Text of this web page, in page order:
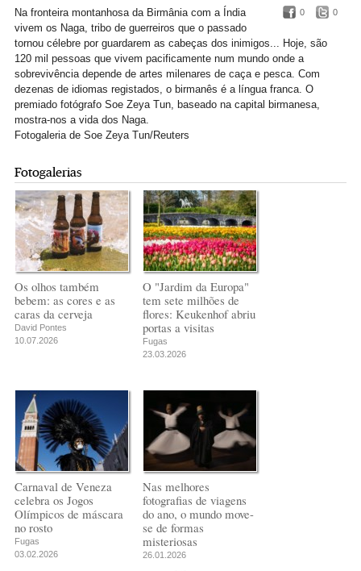
0 0
Na fronteira montanhosa da Birmânia com a Índia
vivem os Naga, tribo de guerreiros que o passado
tornou célebre por guardarem as cabeças dos inimigos... Hoje, são
120 mil pessoas que vivem pacificamente num mundo onde a
sobrevivência depende de artes milenares de caça e pesca. Com
dezenas de idiomas registados, o birmanês é a língua franca. O
premiado fotógrafo Soe Zeya Tun, baseado na capital birmanesa,
mostra-nos a vida dos Naga.
Fotogaleria de Soe Zeya Tun/Reuters
Fotogalerias
Os olhos também
bebem: as cores e as
caras da cerveja
David Pontes
10.07.2026
O "Jardim da Europa"
tem sete milhões de
flores: Keukenhof abriu
portas a visitas
Fugas
23.03.2026
Carnaval de Veneza
celebra os Jogos
Olímpicos de máscara
no rosto
Fugas
03.02.2026
Nas melhores
fotografias de viagens
do ano, o mundo move-
se de formas
misteriosas
26.01.2026